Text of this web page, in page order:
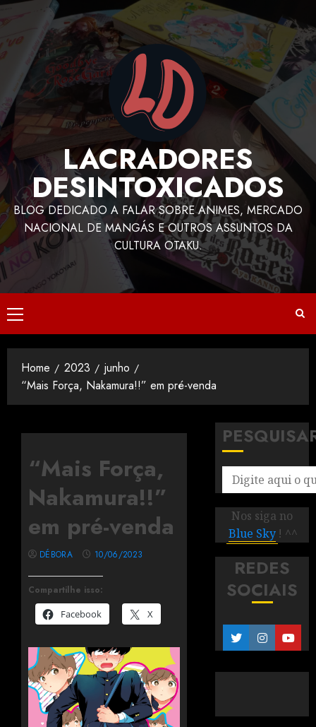
LACRADORES
DESINTOXICADOS
BLOG DEDICADO A FALAR SOBRE ANIMES, MERCADO
NACIONAL DE MANGÁS E OUTROS ASSUNTOS DA
CULTURA OTAKU.
Home 2023
junho
“Mais Força, Nakamura!!” em pré-venda
“Mais Força,
Nakamura!!”
em pré-venda
Compartilhe isso:
Facebook
X
DÉBORA 10/06/2023
Nos siga no
Blue Sky ! ^^
REDES
SOCIAIS